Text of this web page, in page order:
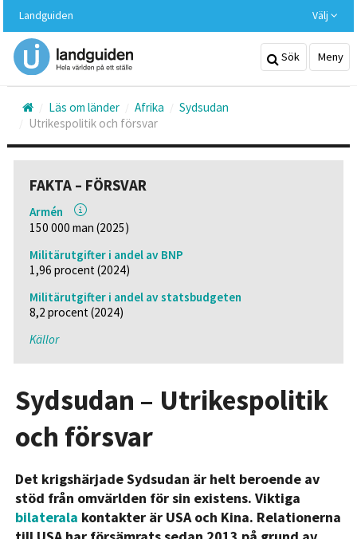
huvudinnehållet
Landguiden Välj
Sök Meny
Läs om länder Afrika
Sydsudan
Utrikespolitik och försvar
FAKTA – FÖRSVAR
Armén
150 000 man (2025)
Militärutgifter i andel av BNP
1,96 procent (2024)
Militärutgifter i andel av statsbudgeten
8,2 procent (2024)
Källor
Sydsudan – Utrikespolitik
och försvar
Det krigshärjade Sydsudan är helt beroende av
stöd från omvärlden för sin existens. Viktiga
bilaterala kontakter är USA och Kina. Relationerna